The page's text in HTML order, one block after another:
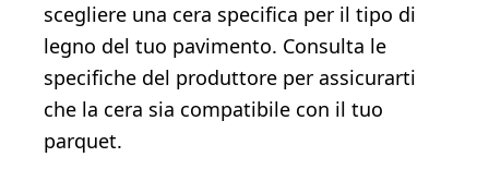
scegliere una cera specifica per il tipo di
legno del tuo pavimento. Consulta le
specifiche del produttore per assicurarti
che la cera sia compatibile con il tuo
parquet.